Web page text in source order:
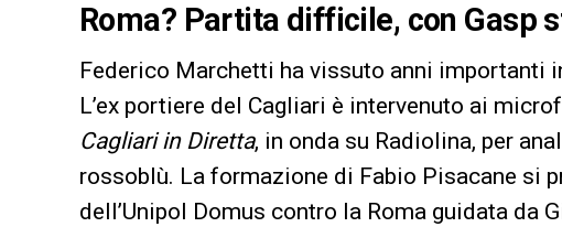
Roma? Partita difficile, con Gasp
Federico Marchetti ha vissuto anni importanti
L’ex portiere del Cagliari è intervenuto ai
Cagliari in Diretta, in onda su Radiolina, per
rossoblù. La formazione di Fabio Pisacane si
dell’Unipol Domus contro la Roma guidata da